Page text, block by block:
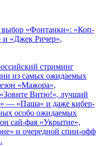
выбор «Фонтанки»: «Коп-
и «Джек Ричер»,
стриминг
из самых ожидаемых
«Мажора»,
Витю!», лучший
— «Паша» и даже кибер-
особо ожидаемых
сай-фая «Укрытие»,
и очередной спин-офф